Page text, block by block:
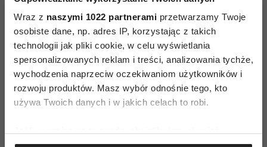
Wraz z naszymi 1022 partnerami przetwarzamy Twoje
osobiste dane, np. adres IP, korzystając z takich
technologii jak pliki cookie, w celu wyświetlania
spersonalizowanych reklam i treści, analizowania tychże,
wychodzenia naprzeciw oczekiwaniom użytkowników i
rozwoju produktów. Masz wybór odnośnie tego, kto
używa Twoich danych i w jakich celach to robi.
ha”, wydychając powietrze harmonijnie tak jak
przy naturalnym śmiechu. Potem sam popłynie. –
W minutę ożyjesz – zapewnia Diana. Śmiech na
zawołanie? Tak, bo każdy może się śmiać i nie
musi się dziać akurat nic śmiesznego. By
praktykować jogę śmiechu, nie musimy nawet
mieć poczucia humoru.
Śmiech do lustra – kolejne bardzo proste